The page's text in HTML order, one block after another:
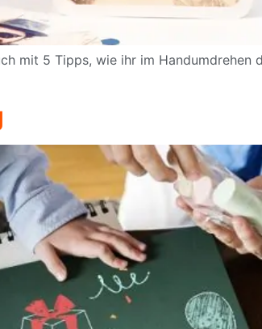
mit 5 Tipps, wie ihr im Handumdrehen